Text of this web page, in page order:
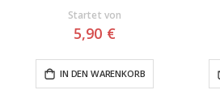
Startet von
5,90 €
IN DEN WARENKORB